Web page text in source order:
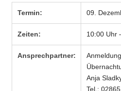
Termin: 09.
Zeiten: 10:00 Uhr
Ansprechpartner:
Anja
Tel.: